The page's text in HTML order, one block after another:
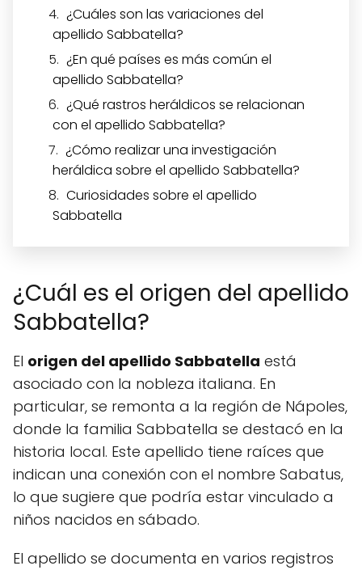
¿Cuáles son las variaciones del
apellido Sabbatella?
¿En qué países es más común el
apellido Sabbatella?
¿Qué rastros heráldicos se relacionan
con el apellido Sabbatella?
¿Cómo realizar una investigación
heráldica sobre el apellido Sabbatella?
Curiosidades sobre el apellido
Sabbatella
¿Cuál es el origen del apellido
Sabbatella?
El origen del apellido Sabbatella está
asociado con la nobleza italiana. En
particular, se remonta a la región de Nápoles,
donde la familia Sabbatella se destacó en la
historia local. Este apellido tiene raíces que
indican una conexión con el nombre Sabatus,
lo que sugiere que podría estar vinculado a
niños nacidos en sábado.
El apellido se documenta en varios registros